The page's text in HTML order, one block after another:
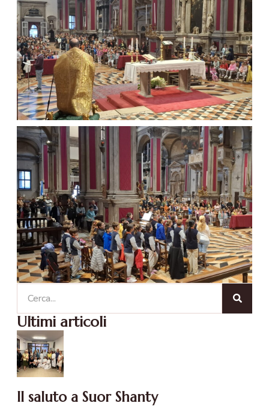
Ultimi articoli
Il saluto a Suor Shanty